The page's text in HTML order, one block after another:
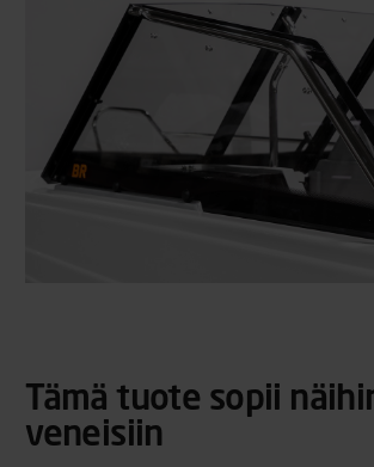
Tämä tuote sopii
veneisiin